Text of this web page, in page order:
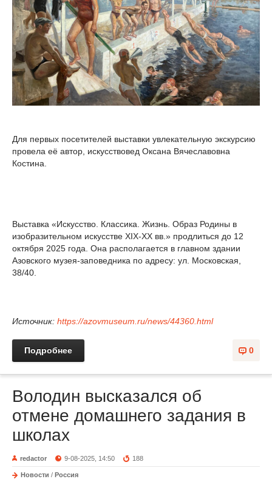
Для первых посетителей выставки увлекательную экскурсию
провела её автор, искусствовед Оксана Вячеславовна
Костина.
Выставка «Искусство. Классика. Жизнь. Образ Родины в
изобразительном искусстве XIX-XX вв.» продлиться до 12
октября 2025 года. Она располагается в главном здании
Азовского музея-заповедника по адресу: ул. Московская,
38/40.
Источник: https://azovmuseum.ru/news/44360.html
0
Подробнее
Володин высказался об
отмене домашнего задания в
школах
redactor 9-08-2025, 14:50 188
Новости / Россия